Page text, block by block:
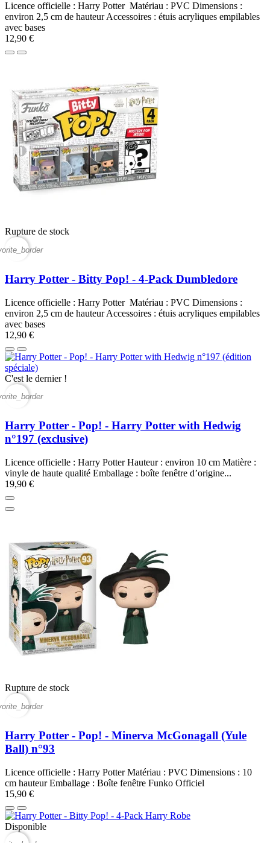
Licence officielle : Harry Potter Matériau : PVC Dimensions :
environ 2,5 cm de hauteur Accessoires : étuis acryliques empilables
avec bases
12,90 €
Rupture de stock
Harry Potter - Bitty Pop! - 4-Pack Dumbledore
Licence officielle : Harry Potter Matériau : PVC Dimensions :
environ 2,5 cm de hauteur Accessoires : étuis acryliques empilables
avec bases
12,90 €
C'est le dernier !
Harry Potter - Pop! - Harry Potter with Hedwig
n°197 (exclusive)
Licence officielle : Harry Potter Hauteur : environ 10 cm Matière :
vinyle de haute qualité Emballage : boîte fenêtre d’origine...
19,90 €
Rupture de stock
Harry Potter - Pop! - Minerva McGonagall (Yule
Ball) n°93
Licence officielle : Harry Potter Matériau : PVC Dimensions : 10
cm hauteur Emballage : Boîte fenêtre Funko Officiel
15,90 €
Disponible